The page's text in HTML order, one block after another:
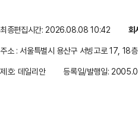
최종편집시간: 2026.08.08 10:42 회
주소 : 서울특별시 용산구 서빙고로 17, 18
제호: 데일리안
등록일/발행일: